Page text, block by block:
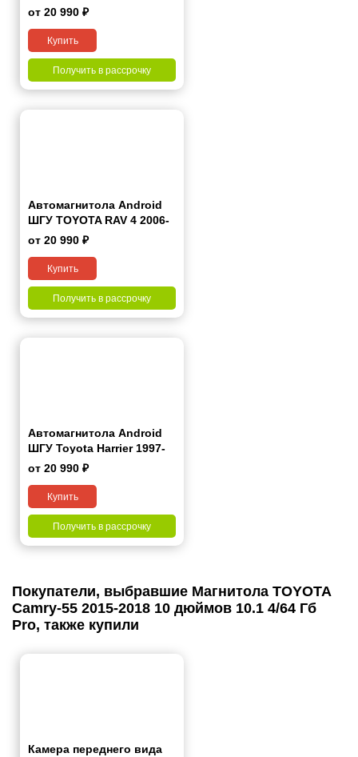
2012 7"
от 20 990 ₽
Купить
Получить в рассрочку
Автомагнитола Android
ШГУ TOYOTA RAV 4 2006-
2012 9"
от 20 990 ₽
Купить
Получить в рассрочку
Автомагнитола Android
ШГУ Toyota Harrier 1997-
2003 9"
от 20 990 ₽
Купить
Получить в рассрочку
Покупатели, выбравшие Магнитола TOYOTA
Camry-55 2015-2018 10 дюймов 10.1 4/64 Гб
Pro, также купили
Камера переднего вида